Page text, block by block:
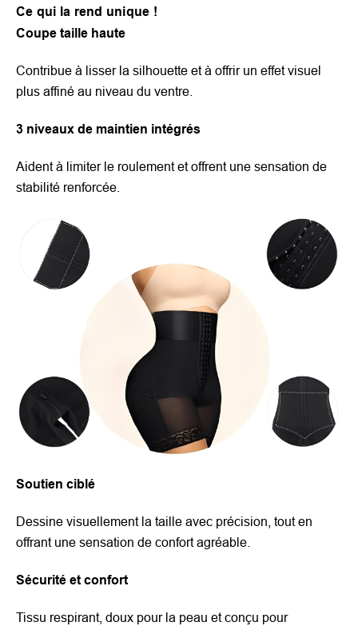
Ce qui la rend unique !
Coupe taille haute
Contribue à lisser la silhouette et à offrir un effet visuel
plus affiné au niveau du ventre.
3 niveaux de maintien intégrés
Aident à limiter le roulement et offrent une sensation de
stabilité renforcée.
Soutien ciblé
Dessine visuellement la taille avec précision, tout en
offrant une sensation de confort agréable.
Sécurité et confort
Tissu respirant, doux pour la peau et conçu pour